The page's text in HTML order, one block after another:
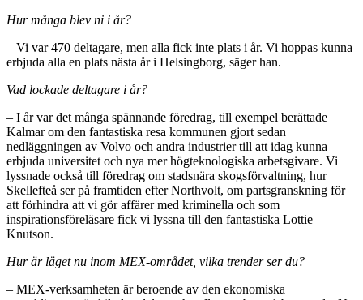
Hur många blev ni i år?
– Vi var 470 deltagare, men alla fick inte plats i år. Vi hoppas kunna
erbjuda alla en plats nästa år i Helsingborg, säger han.
Vad lockade deltagare i år?
– I år var det många spännande föredrag, till exempel berättade
Kalmar om den fantastiska resa kommunen gjort sedan
nedläggningen av Volvo och andra industrier till att idag kunna
erbjuda universitet och nya mer högteknologiska arbetsgivare. Vi
lyssnade också till föredrag om stadsnära skogsförvaltning, hur
Skellefteå ser på framtiden efter Northvolt, om partsgranskning för
att förhindra att vi gör affärer med kriminella och som
inspirationsföreläsare fick vi lyssna till den fantastiska Lottie
Knutson.
Hur är läget nu inom MEX-området, vilka trender ser du?
– MEX-verksamheten är beroende av den ekonomiska